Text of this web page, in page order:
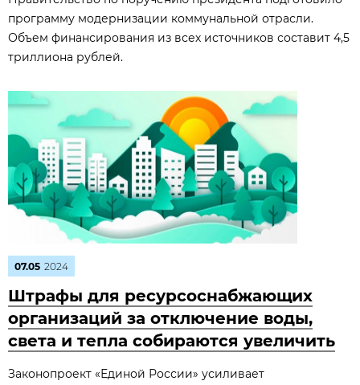
программу модернизации коммунальной отрасли.
Объем финансирования из всех источников составит 4,5
триллиона рублей.
07.05 2024
Штрафы для ресурсоснабжающих
организаций за отключение воды,
света и тепла собираются увеличить
Законопроект «Единой России» усиливает